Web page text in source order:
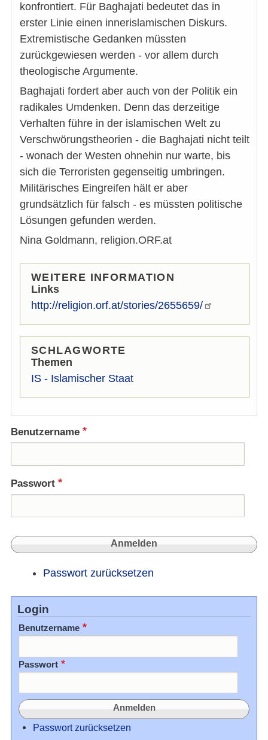
konfrontiert. Für Baghajati bedeutet das in
erster Linie einen innerislamischen Diskurs.
Extremistische Gedanken müssten
zurückgewiesen werden - vor allem durch
theologische Argumente.
Baghajati fordert aber auch von der Politik ein
radikales Umdenken. Denn das derzeitige
Verhalten führe in der islamischen Welt zu
Verschwörungstheorien - die Baghajati nicht teilt
- wonach der Westen ohnehin nur warte, bis
sich die Terroristen gegenseitig umbringen.
Militärisches Eingreifen hält er aber
grundsätzlich für falsch - es müssten politische
Lösungen gefunden werden.
Nina Goldmann, religion.ORF.at
WEITERE INFORMATION
Links
http://religion.orf.at/stories/2655659/
SCHLAGWORTE
Themen
IS - Islamischer Staat
Benutzername
Passwort
Passwort zurücksetzen
Login
Benutzername
Passwort
Passwort zurücksetzen